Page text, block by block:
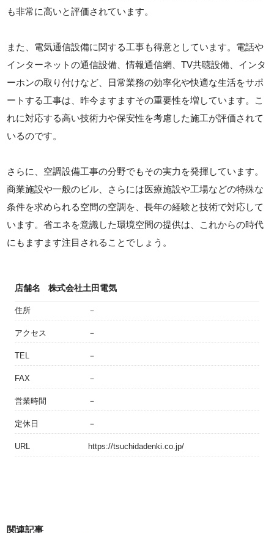
も非常に高いと評価されています。
また、電気通信設備に関する工事も得意としています。電話や
インターネットの通信設備、情報通信網、TV共聴設備、インタ
ーホンの取り付けなど、日常業務の効率化や快適な生活をサポ
ートする工事は、昨今ますますその重要性を増しています。こ
れに対応する高い技術力や保安性を考慮した施工が評価されて
いるのです。
さらに、空調設備工事の分野でもその実力を発揮しています。
商業施設や一般のビル、さらには医療施設や工場などの特殊な
条件を求められる空間の空調を、長年の経験と技術で対応して
います。省エネを意識した環境空間の提供は、これからの時代
にもますます注目されることでしょう。
店舗名 株式会社土田電気
住所 －
アクセス －
TEL －
FAX －
営業時間 －
定休日 －
URL https://tsuchidadenki.co.jp/
関連記事